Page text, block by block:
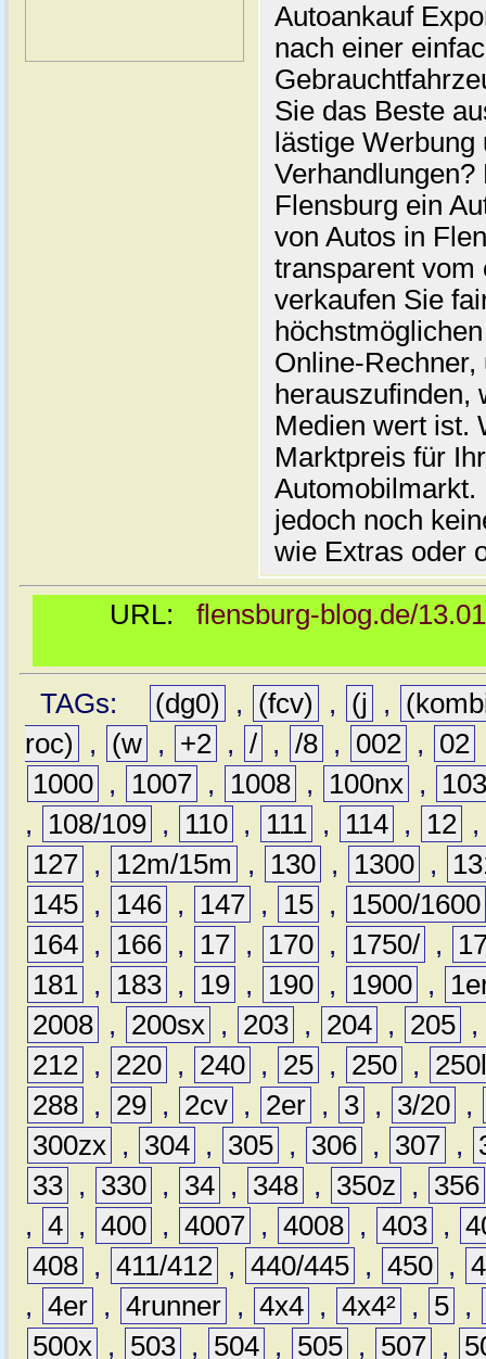
Autoankauf
nach einer
Sie das Beste
lästige
Flensburg ein
von Autos in
transparent vom
verkaufen Sie
Online-
herauszufinden,
Medien wert ist.
Marktpreis für
jedoch noch
wie Extras oder
URL: flensburg-blog.de/
TAGs: (dg0) , (fcv) , (j ,
roc)
, (w , +2 , / , /8 , 002 , 02
1000 , 1007 , 1008 , 100nx ,
,
108/109 , 110 , 111 , 114 , 12
127 , 12m/15m , 130 , 1300 ,
145 , 146 , 147 , 15 ,
1500/1600
164 , 166 , 17 , 170 , 1750/ ,
181 , 183 , 19 , 190 , 1900 ,
2008 , 200sx , 203 , 204 , 205 ,
212 , 220 , 240 , 25 , 250 ,
288 , 29 , 2cv , 2er , 3 , 3/20 ,
300zx , 304 , 305 , 306 , 307 ,
33 , 330 , 34 , 348 , 350z ,
356
, 4 , 400 , 4007 , 4008 , 403 ,
408 , 411/412 , 440/445 , 450 ,
, 4er , 4runner , 4x4 , 4x4² , 5 ,
500x , 503 , 504 , 505 , 507 ,